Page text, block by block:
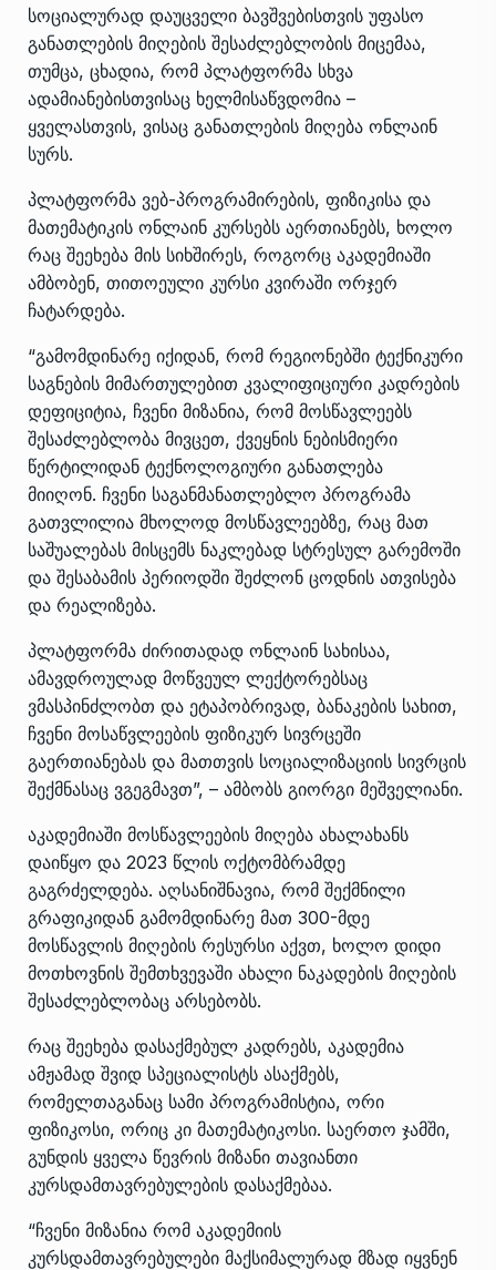
სოციალურად დაუცველი ბავშვებისთვის უფასო
განათლების მიღების შესაძლებლობის მიცემაა,
თუმცა, ცხადია, რომ პლატფორმა სხვა
ადამიანებისთვისაც ხელმისაწვდომია –
ყველასთვის, ვისაც განათლების მიღება ონლაინ
სურს.
პლატფორმა ვებ-პროგრამირების, ფიზიკისა და
მათემატიკის ონლაინ კურსებს აერთიანებს, ხოლო
რაც შეეხება მის სიხშირეს, როგორც აკადემიაში
ამბობენ, თითოეული კურსი კვირაში ორჯერ
ჩატარდება.
“გამომდინარე იქიდან, რომ რეგიონებში ტექნიკური
საგნების მიმართულებით კვალიფიციური კადრების
დეფიციტია, ჩვენი მიზანია, რომ მოსწავლეებს
შესაძლებლობა მივცეთ, ქვეყნის ნებისმიერი
წერტილიდან ტექნოლოგიური განათლება
მიიღონ. ჩვენი საგანმანათლებლო პროგრამა
გათვლილია მხოლოდ მოსწავლეებზე, რაც მათ
საშუალებას მისცემს ნაკლებად სტრესულ გარემოში
და შესაბამის პერიოდში შეძლონ ცოდნის ათვისება
და რეალიზება.
პლატფორმა ძირითადად ონლაინ სახისაა,
ამავდროულად მოწვეულ ლექტორებსაც
ვმასპინძლობთ და ეტაპობრივად, ბანაკების სახით,
ჩვენი მოსაწვლეების ფიზიკურ სივრცეში
გაერთიანებას და მათთვის სოციალიზაციის სივრცის
შექმნასაც ვგეგმავთ”, – ამბობს გიორგი მეშველიანი.
აკადემიაში მოსწავლეების მიღება ახალახანს
დაიწყო და 2023 წლის ოქტომბრამდე
გაგრძელდება. აღსანიშნავია, რომ შექმნილი
გრაფიკიდან გამომდინარე მათ 300-მდე
მოსწავლის მიღების რესურსი აქვთ, ხოლო დიდი
მოთხოვნის შემთხვევაში ახალი ნაკადების მიღების
შესაძლებლობაც არსებობს.
რაც შეეხება დასაქმებულ კადრებს, აკადემია
ამჟამად შვიდ სპეციალისტს ასაქმებს,
რომელთაგანაც სამი პროგრამისტია, ორი
ფიზიკოსი, ორიც კი მათემატიკოსი. საერთო ჯამში,
გუნდის ყველა წევრის მიზანი თავიანთი
კურსდამთავრებულების დასაქმებაა.
“ჩვენი მიზანია რომ აკადემიის
კურსდამთავრებულები მაქსიმალურად მზად იყვნენ